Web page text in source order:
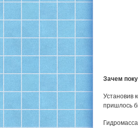
Зачем
Установив
пришлось